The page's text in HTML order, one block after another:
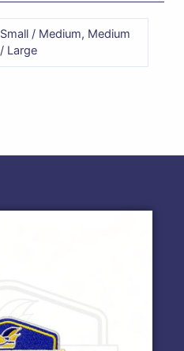
Small / Medium, Medium
/ Large